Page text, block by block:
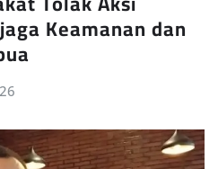
Keamanan dan